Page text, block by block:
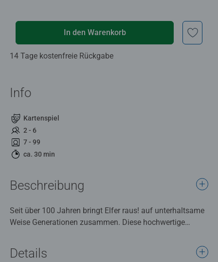
In den Warenkorb
14 Tage kostenfreie Rückgabe
Info
Kartenspiel
2 - 6
7 - 99
ca. 30 min
Beschreibung
Seit über 100 Jahren bringt Elfer raus! auf unterhaltsame
Weise Generationen zusammen. Diese hochwertige
Sonderkarten für 3 neue Spielvarianten.
Details